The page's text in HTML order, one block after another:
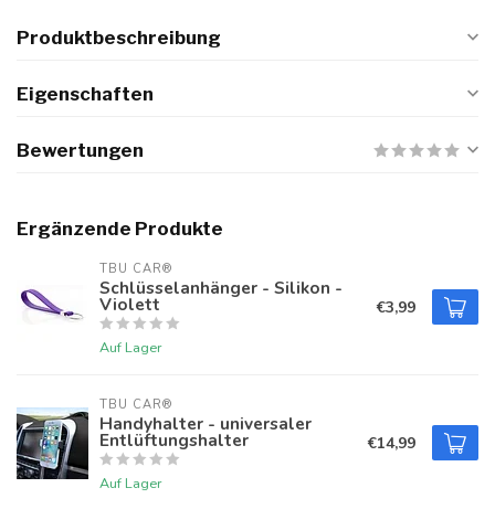
Produktbeschreibung
Eigenschaften
Bewertungen
Ergänzende Produkte
TBU CAR®
Schlüsselanhänger - Silikon -
Violett
Auf Lager
€3,99
TBU CAR®
Handyhalter - universaler
Entlüftungshalter
Auf Lager
€14,99